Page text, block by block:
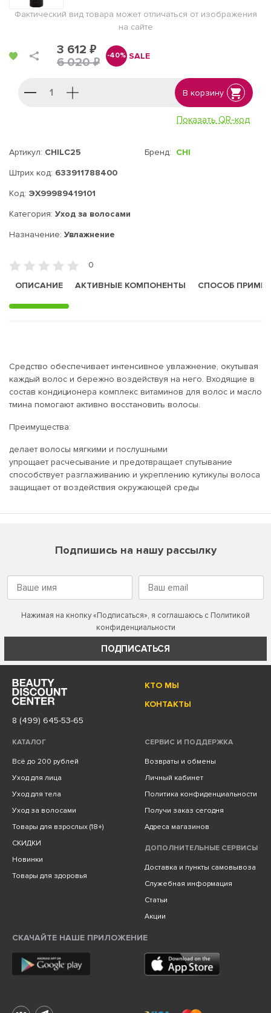
Фактический вид товара может отличаться от изображения
на сайте
3 612 ₽
6 020 ₽
-40% SALE
В корзину
Показать QR-код
Артикул: CHILC25
Штрих код: 633911788400
Код: ЭХ99989419101
Бренд: CHI
Категория: Уход за волосами
Назначение: Увлажнение
0
ОПИСАНИЕ
АКТИВНЫЕ КОМПОНЕНТЫ СПОСОБ
Средство обеспечивает интенсивное увлажнение, окутывая
каждый волос и бережно воздействуя на него. Входящие в
состав кондиционера комплекс витаминов для волос и масло
тмина помогают активно восстановить волосы.
Преимущества:
делает волосы мягкими и послушными
упрощает расчесывание и предотвращает спутывание
способствует разглаживанию и укреплению кутикулы волоса
защищает от воздействия окружающей среды
Подпишись на нашу рассылку
Нажимая на кнопку «Подписаться», я соглашаюсь с Политикой
конфиденциальности
ПОДПИСАТЬСЯ
КТО МЫ
КОНТАКТЫ
8 (499) 645-53-65
КАТАЛОГ
Всё до 200 рублей
Уход для лица
Уход для тела
Уход за волосами
Товары для взрослых (18+)
СКИДКИ
Новинки
Товары для здоровья
СЕРВИС И ПОДДЕРЖКА
Возвраты и обмены
Личный кабинет
Политика конфиденциальности
Получи заказ сегодня
Адреса магазинов
ДОПОЛНИТЕЛЬНЫЕ СЕРВИСЫ
Доставка и пункты самовывоза
Служебная информация
Статьи
Акции
СКАЧАЙТЕ НАШЕ ПРИЛОЖЕНИЕ